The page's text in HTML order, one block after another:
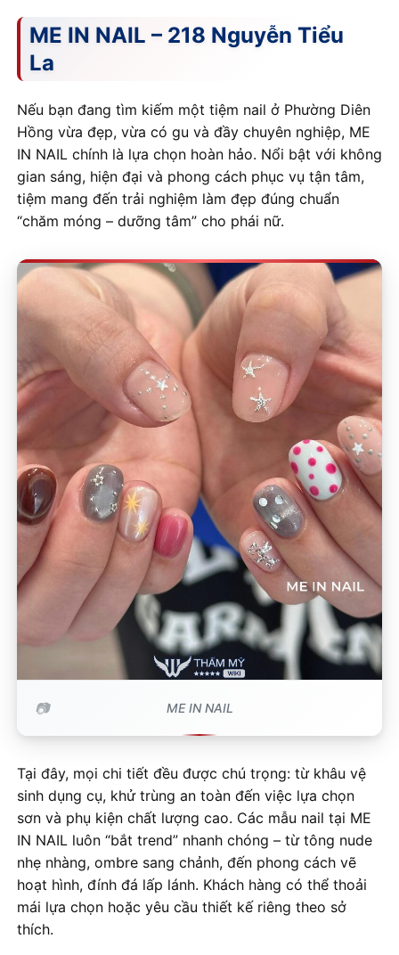
ME IN NAIL – 218 Nguyễn Tiểu
La
Nếu bạn đang tìm kiếm một tiệm nail ở Phường Diên
Hồng vừa đẹp, vừa có gu và đầy chuyên nghiệp, ME
IN NAIL chính là lựa chọn hoàn hảo. Nổi bật với không
gian sáng, hiện đại và phong cách phục vụ tận tâm,
tiệm mang đến trải nghiệm làm đẹp đúng chuẩn
“chăm móng – dưỡng tâm” cho phái nữ.
ME IN NAIL
Tại đây, mọi chi tiết đều được chú trọng: từ khâu vệ
sinh dụng cụ, khử trùng an toàn đến việc lựa chọn
sơn và phụ kiện chất lượng cao. Các mẫu nail tại ME
IN NAIL luôn “bắt trend” nhanh chóng – từ tông nude
nhẹ nhàng, ombre sang chảnh, đến phong cách vẽ
hoạt hình, đính đá lấp lánh. Khách hàng có thể thoải
mái lựa chọn hoặc yêu cầu thiết kế riêng theo sở
thích.